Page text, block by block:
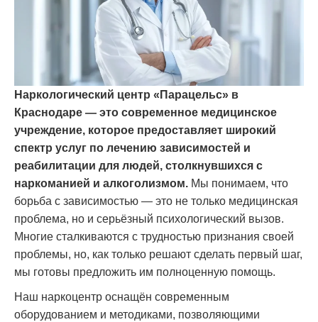
Наркологический центр «Парацельс» в
Краснодаре — это современное медицинское
учреждение, которое предоставляет широкий
спектр услуг по лечению зависимостей и
реабилитации для людей, столкнувшихся с
наркоманией и алкоголизмом. Мы понимаем, что
борьба с зависимостью — это не только медицинская
проблема, но и серьёзный психологический вызов.
Многие сталкиваются с трудностью признания своей
проблемы, но, как только решают сделать первый шаг,
мы готовы предложить им полноценную помощь.
Наш наркоцентр оснащён современным
оборудованием и методиками, позволяющими